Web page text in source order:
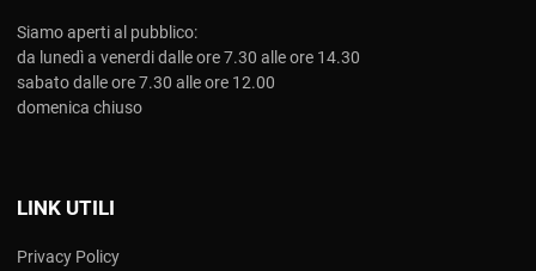
Siamo aperti al pubblico:
da lunedì a venerdi dalle ore 7.30 alle ore 14.30
sabato dalle ore 7.30 alle ore 12.00
domenica chiuso
LINK UTILI
Privacy Policy